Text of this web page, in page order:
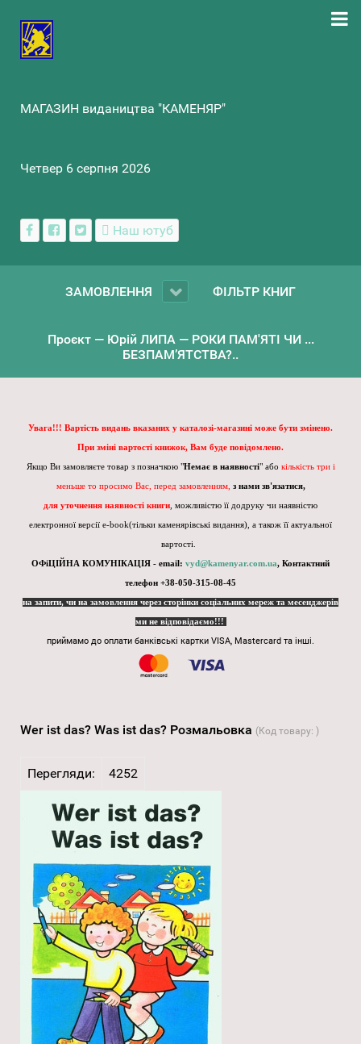
МАГАЗИН видаництва "КАМЕНЯР"
Четвер 6 серпня 2026
Наш ютуб
ЗАМОВЛЕННЯ ФІЛЬТР КНИГ
Проєкт — Юрій ЛИПА — РОКИ ПАМ'ЯТІ ЧИ ...
БЕЗПАМ’ЯТСТВА?..
Увага!!! Вартість видань вказаних у каталозі-магазині може бути змінено.
При зміні вартості книжок, Вам буде повідомлено.
Якщо Ви замовляєте товар з позначкою "Немає в наявності" або кількість три і
меньше то просимо Вас, перед замовленням, з нами зв'язатися,
для уточнення наявності книги , можливістю її додруку чи наявністю
електронної версії e-book(тільки каменярівські видання), а також її актуальної
вартості.
ОФіЦІЙНА КОМУНІКАЦІЯ - email: vyd@kamenyar.com.ua, Контактний
телефон +38-050-315-08-45
на запити, чи на замовлення через сторінки соціальних мереж та месенджерів
ми не відповідаємо!!!
приймамо до оплати банківські картки VISA, Mastercard та інші.
Wer ist das? Was ist das? Розмальовка (Код товару: )
Перегляди: 4252